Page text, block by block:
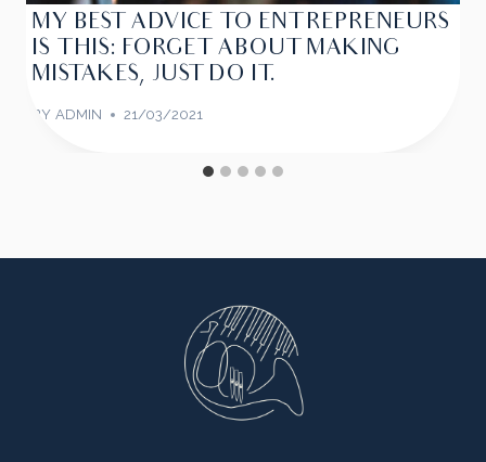
MY BEST ADVICE TO ENTREPRENEURS
IS THIS: FORGET ABOUT MAKING
MISTAKES, JUST DO IT.
BY ADMIN 21/03/2021